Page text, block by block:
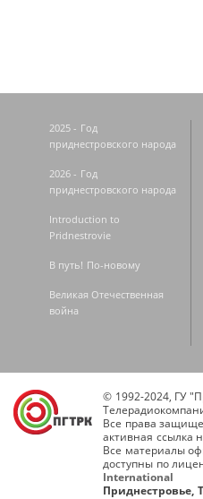
2025 - Год
приднестровского народа
2026 - Год
приднестровского народа
Introduction to
Pridnestrovie
В путь! По-новому
Великая Отечественная
война
© 1992-2024, ГУ
Все права
активная ссылка
Все материалы
доступны по
International
Приднестровье,